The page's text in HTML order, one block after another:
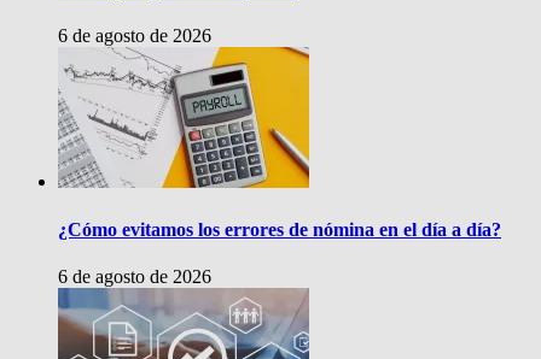
6 de agosto de 2026
¿Cómo evitamos los errores de nómina en el día a día?
6 de agosto de 2026